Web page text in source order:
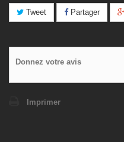
Tweet Partager
Donnez votre avis
Imprimer